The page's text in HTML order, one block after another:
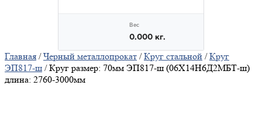
Главная /Черный металлопрокат /Круг стальной /Круг
ЭП817-ш / Круг размер: 70мм ЭП817-ш (06Х14Н6Д2МБТ-ш)
длина: 2760-3000мм